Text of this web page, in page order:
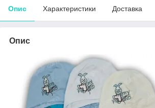
Опис Характеристики Доставка
Опис